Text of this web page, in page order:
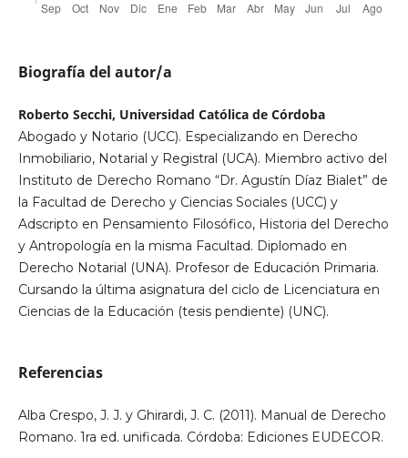
Biografía del autor/a
Roberto Secchi, Universidad Católica de Córdoba
Abogado y Notario (UCC). Especializando en Derecho
Inmobiliario, Notarial y Registral (UCA). Miembro activo del
Instituto de Derecho Romano “Dr. Agustín Díaz Bialet” de
la Facultad de Derecho y Ciencias Sociales (UCC) y
Adscripto en Pensamiento Filosófico, Historia del Derecho
y Antropología en la misma Facultad. Diplomado en
Derecho Notarial (UNA). Profesor de Educación Primaria.
Cursando la última asignatura del ciclo de Licenciatura en
Ciencias de la Educación (tesis pendiente) (UNC).
Referencias
Alba Crespo, J. J. y Ghirardi, J. C. (2011). Manual de Derecho
Romano. 1ra ed. unificada. Córdoba: Ediciones EUDECOR.